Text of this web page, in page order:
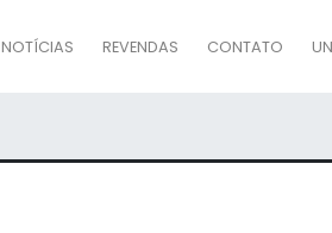
NOTÍCIAS REVENDAS CONTATO